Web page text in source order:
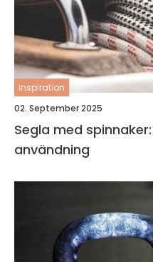
inspiration
02. September 2025
Segla med
användning